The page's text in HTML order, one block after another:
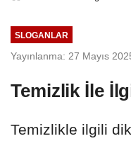
SLOGANLAR
Yayınlanma: 27 Mayıs
Temizlik İle
Temizlikle ilgili